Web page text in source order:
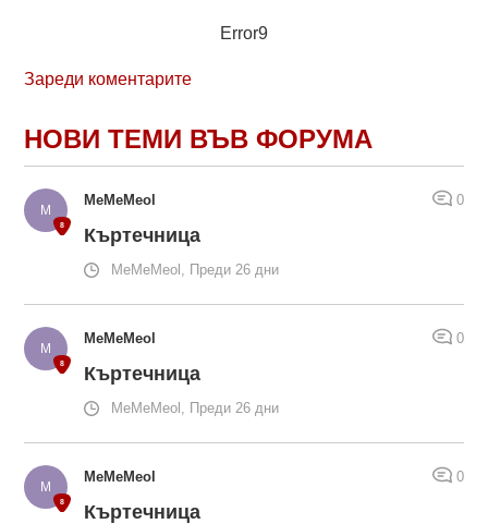
Error9
Зареди коментарите
НОВИ ТЕМИ ВЪВ ФОРУМА
MeMeMeol 0
Къртечница
MeMeMeol, Преди 26 дни
MeMeMeol 0
Къртечница
MeMeMeol, Преди 26 дни
MeMeMeol 0
Къртечница